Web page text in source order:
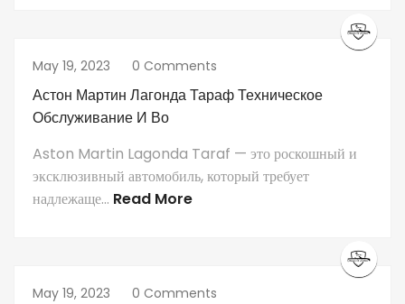
May 19, 2023 0 Comments
Астон Мартин Лагонда Тараф Техническое
Обслуживание И Во
Aston Martin Lagonda Taraf — это роскошный и
эксклюзивный автомобиль, который требует
надлежаще... Read More
May 19, 2023 0 Comments